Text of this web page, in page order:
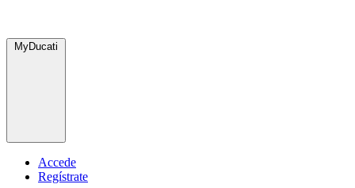
MyDucati
Accede
Regístrate